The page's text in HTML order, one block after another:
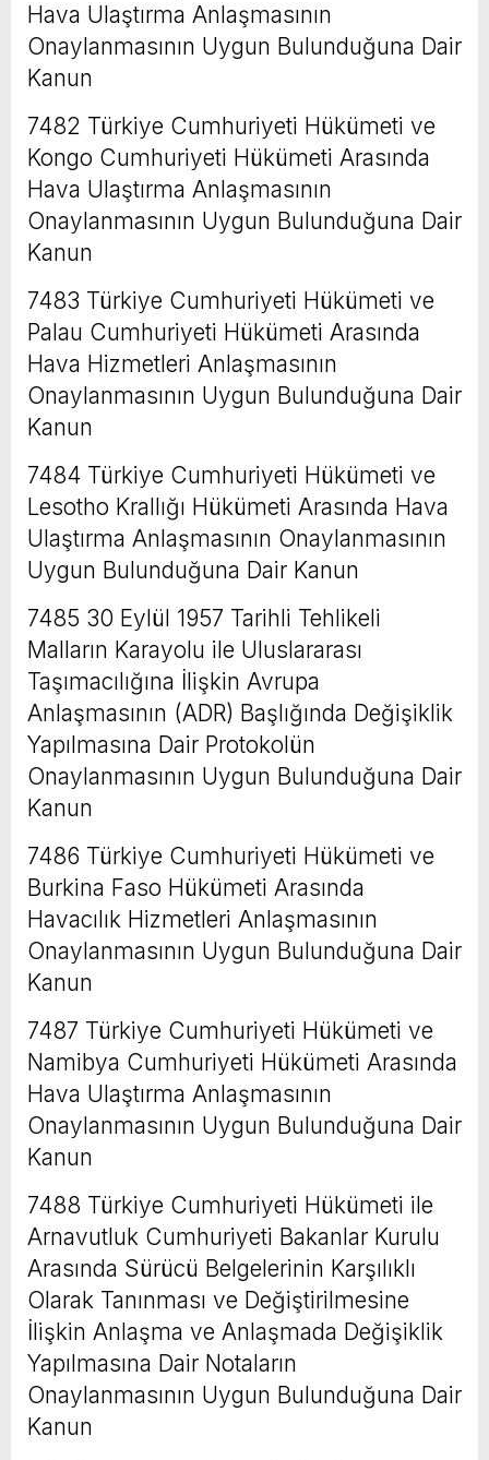
Hava Ulaştırma Anlaşmasının
Onaylanmasının Uygun Bulunduğuna Dair
Kanun
7482 Türkiye Cumhuriyeti Hükümeti ve
Kongo Cumhuriyeti Hükümeti Arasında
Hava Ulaştırma Anlaşmasının
Onaylanmasının Uygun Bulunduğuna Dair
Kanun
7483 Türkiye Cumhuriyeti Hükümeti ve
Palau Cumhuriyeti Hükümeti Arasında
Hava Hizmetleri Anlaşmasının
Onaylanmasının Uygun Bulunduğuna Dair
Kanun
7484 Türkiye Cumhuriyeti Hükümeti ve
Lesotho Krallığı Hükümeti Arasında Hava
Ulaştırma Anlaşmasının Onaylanmasının
Uygun Bulunduğuna Dair Kanun
7485 30 Eylül 1957 Tarihli Tehlikeli
Malların Karayolu ile Uluslararası
Taşımacılığına İlişkin Avrupa
Anlaşmasının (ADR) Başlığında Değişiklik
Yapılmasına Dair Protokolün
Onaylanmasının Uygun Bulunduğuna Dair
Kanun
7486 Türkiye Cumhuriyeti Hükümeti ve
Burkina Faso Hükümeti Arasında
Havacılık Hizmetleri Anlaşmasının
Onaylanmasının Uygun Bulunduğuna Dair
Kanun
7487 Türkiye Cumhuriyeti Hükümeti ve
Namibya Cumhuriyeti Hükümeti Arasında
Hava Ulaştırma Anlaşmasının
Onaylanmasının Uygun Bulunduğuna Dair
Kanun
7488 Türkiye Cumhuriyeti Hükümeti ile
Arnavutluk Cumhuriyeti Bakanlar Kurulu
Arasında Sürücü Belgelerinin Karşılıklı
Olarak Tanınması ve Değiştirilmesine
İlişkin Anlaşma ve Anlaşmada Değişiklik
Yapılmasına Dair Notaların
Onaylanmasının Uygun Bulunduğuna Dair
Kanun